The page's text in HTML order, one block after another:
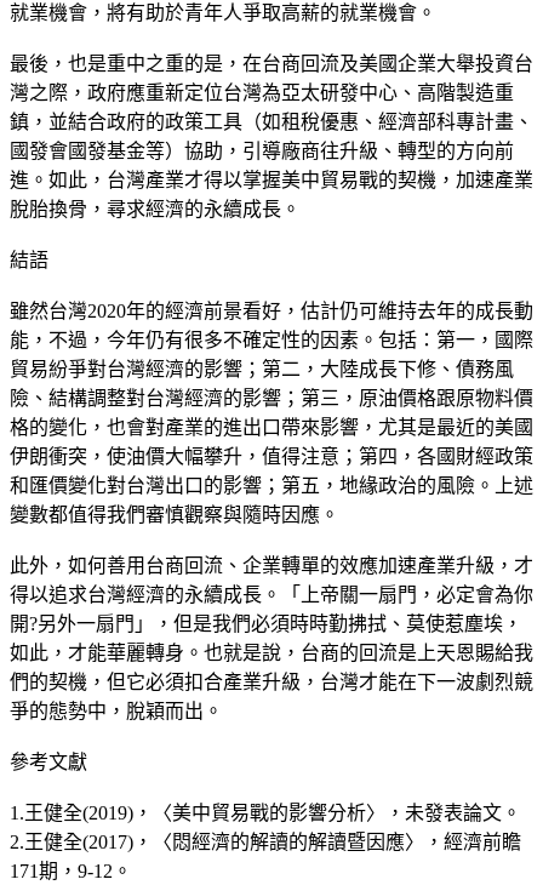
就業機會，將有助於青年人爭取高薪的就業機會。
最後，也是重中之重的是，在台商回流及美國企業大舉投資台
灣之際，政府應重新定位台灣為亞太研發中心、高階製造重
鎮，並結合政府的政策工具（如租稅優惠、經濟部科專計畫、
國發會國發基金等）協助，引導廠商往升級、轉型的方向前
進。如此，台灣產業才得以掌握美中貿易戰的契機，加速產業
脫胎換骨，尋求經濟的永續成長。
結語
雖然台灣2020年的經濟前景看好，估計仍可維持去年的成長動
能，不過，今年仍有很多不確定性的因素。包括：第一，國際
貿易紛爭對台灣經濟的影響；第二，大陸成長下修、債務風
險、結構調整對台灣經濟的影響；第三，原油價格跟原物料價
格的變化，也會對產業的進出口帶來影響，尤其是最近的美國
伊朗衝突，使油價大幅攀升，值得注意；第四，各國財經政策
和匯價變化對台灣出口的影響；第五，地緣政治的風險。上述
變數都值得我們審慎觀察與隨時因應。
此外，如何善用台商回流、企業轉單的效應加速產業升級，才
得以追求台灣經濟的永續成長。「上帝關一扇門，必定會為你
開?另外一扇門」，但是我們必須時時勤拂拭、莫使惹塵埃，
如此，才能華麗轉身。也就是說，台商的回流是上天恩賜給我
們的契機，但它必須扣合產業升級，台灣才能在下一波劇烈競
爭的態勢中，脫穎而出。
參考文獻
1.王健全(2019)，〈美中貿易戰的影響分析〉，未發表論文。
2.王健全(2017)，〈悶經濟的解讀的解讀暨因應〉，經濟前瞻
171期，9-12。